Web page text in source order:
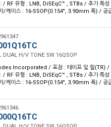
/ RF 유형 : LNB, DiSEqC™ , STBs / 추가 특성
/케이스 : 16-SSOP(0.154", 3.90mm 폭) / 공
DUAL H/V TONE SW 16QSOP
Incorporated / 포장 : 테이프 및 릴(TR) /
/ RF 유형 : LNB, DiSEqC™ , STBs / 추가 특성
/케이스 : 16-SSOP(0.154", 3.90mm 폭) / 공